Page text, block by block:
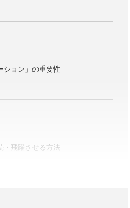
ション」の重要性
・飛躍させる方法